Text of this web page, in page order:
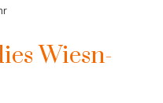
Wiesn-